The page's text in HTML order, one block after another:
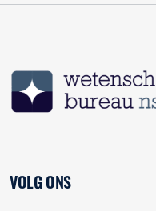
VOLG ONS